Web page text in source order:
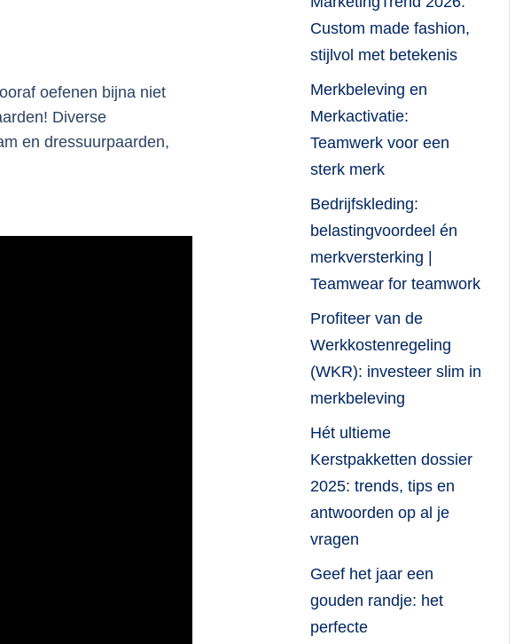
oefenen bijna niet
Diverse
en dressuurpaarden,
Custom made fashion,
stijlvol met betekenis
Merkbeleving en
Merkactivatie:
Teamwerk voor een
sterk merk
Bedrijfskleding:
belastingvoordeel én
merkversterking |
Teamwear for teamwork
Profiteer van de
Werkkostenregeling
(WKR): investeer slim in
merkbeleving
Hét ultieme
Kerstpakketten dossier
2025: trends, tips en
antwoorden op al je
vragen
Geef het jaar een
gouden randje: het
perfecte